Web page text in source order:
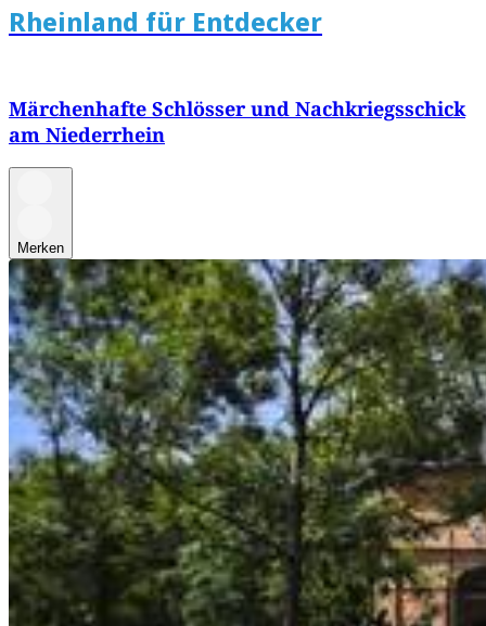
Rheinland für Entdecker
Märchenhafte Schlösser und Nachkriegsschick
am Niederrhein
Merken